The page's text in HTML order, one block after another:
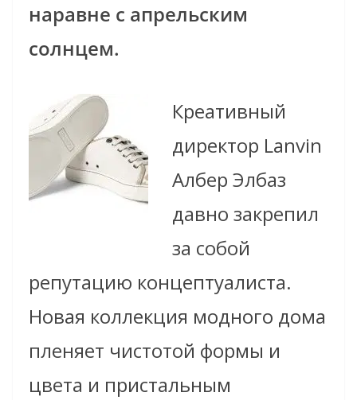
наравне с апрельским
солнцем.
Креативный
директор Lanvin
Албер Элбаз
давно закрепил
за собой
репутацию концептуалиста.
Новая коллекция модного дома
пленяет чистотой формы и
цвета и пристальным